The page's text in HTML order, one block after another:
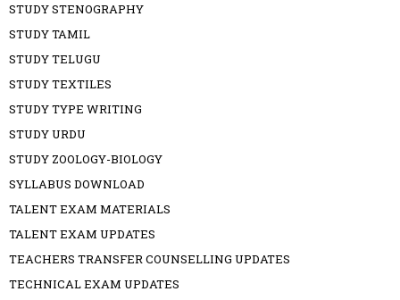
STUDY STENOGRAPHY
STUDY TAMIL
STUDY TELUGU
STUDY TEXTILES
STUDY TYPE WRITING
STUDY URDU
STUDY ZOOLOGY-BIOLOGY
SYLLABUS DOWNLOAD
TALENT EXAM MATERIALS
TALENT EXAM UPDATES
TEACHERS TRANSFER COUNSELLING UPDATES
TECHNICAL EXAM UPDATES